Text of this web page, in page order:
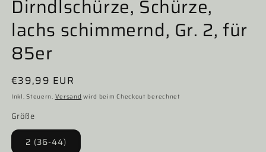
Dirndlschürze, Schürze,
lachs schimmernd, Gr. 2, für
85er
Normaler
Preis
€39,99 EUR
Inkl. Steuern. Versand wird beim Checkout berechnet
Größe
2 (36-44)